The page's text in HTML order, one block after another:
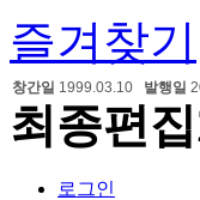
즐겨찾기
최종편집
로그인
창간일 1999.03.10 발행일